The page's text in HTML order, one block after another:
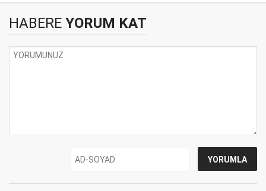
HABERE YORUM KAT